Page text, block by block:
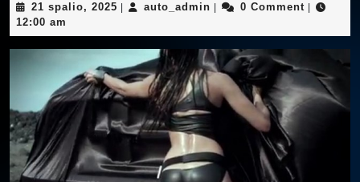
21 spalio, 2025 21
2025
auto_admin auto_admin
0 Comment
12:00 am